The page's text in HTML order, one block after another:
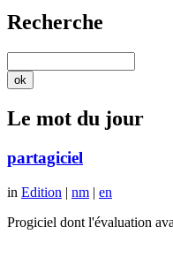
Recherche
Le mot du jour
partagiciel
in Edition | nm | en
Progiciel dont l'évaluation